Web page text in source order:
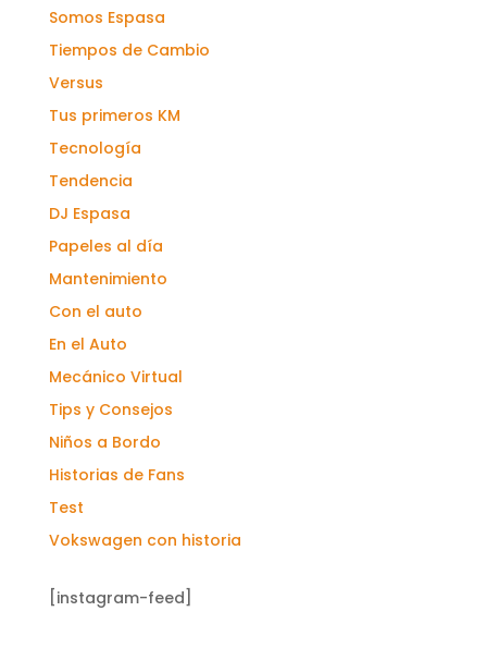
Somos Espasa
Tiempos de Cambio
Versus
Tus primeros KM
Tecnología
Tendencia
DJ Espasa
Papeles al día
Mantenimiento
Con el auto
En el Auto
Mecánico Virtual
Tips y Consejos
Niños a Bordo
Historias de Fans
Test
Vokswagen con historia
[instagram-feed]